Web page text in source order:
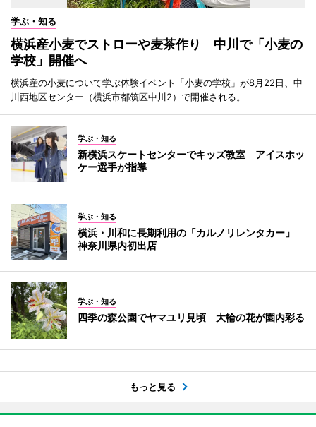
学ぶ・知る
横浜産小麦でストローや麦茶作り 中川で「小麦の
学校」開催へ
横浜産の小麦について学ぶ体験イベント「小麦の学校」が8月22日、中
川西地区センター（横浜市都筑区中川2）で開催される。
学ぶ・知る
新横浜スケートセンターでキッズ教室 アイスホッ
ケー選手が指導
学ぶ・知る
横浜・川和に長期利用の「カルノリレンタカー」
神奈川県内初出店
学ぶ・知る
四季の森公園でヤマユリ見頃 大輪の花が園内彩る
もっと見る